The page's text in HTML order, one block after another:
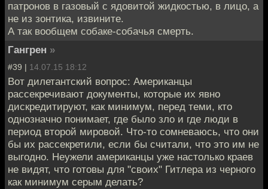
патронов в газовый с ядовитой жидкостью, в лицо, а
не из зонтика, извините.
А так вообщем собаке-собачья смерть.
Гангрен »
#39 | 14.07.15 18:12
Вот дилетантский вопрос: Американцы
рассекречивают документы, которые их явно
дискредитируют, как минимум, перед теми, кто
однозначно понимает, где было зло и где люди в
период второй мировой. Что-то сомневаюсь, что они
бы их рассекретили, если бы считали, что это им не
выгодно. Неужели американцы уже настолько краев
не видят, что готовы для "своих" Гитлера из черного
как минимум серым делать?